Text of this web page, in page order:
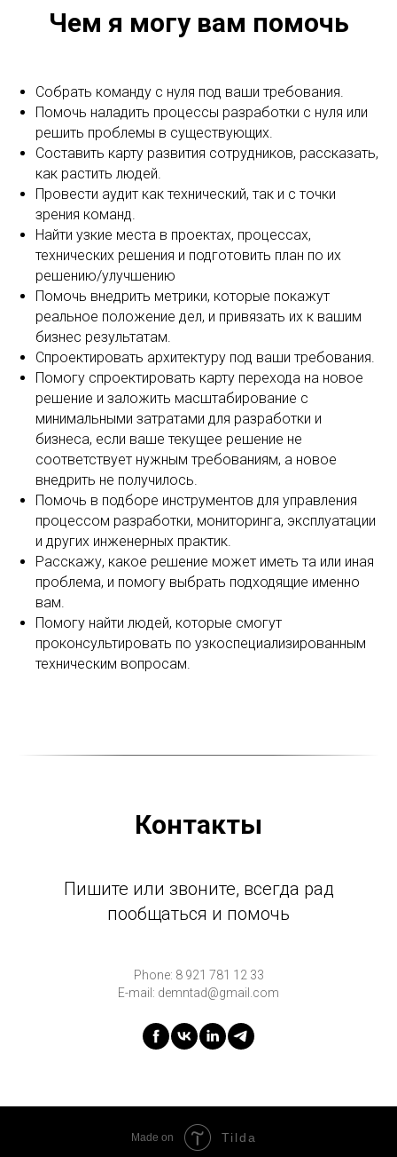
Чем я могу вам помочь
Собрать команду с нуля под ваши требования.
Помочь наладить процессы разработки с нуля или
решить проблемы в существующих.
Составить карту развития сотрудников, рассказать,
как растить людей.
Провести аудит как технический, так и с точки
зрения команд.
Найти узкие места в проектах, процессах,
технических решения и подготовить план по их
решению/улучшению
Помочь внедрить метрики, которые покажут
реальное положение дел, и привязать их к вашим
бизнес результатам.
Спроектировать архитектуру под ваши требования.
Помогу спроектировать карту перехода на новое
решение и заложить масштабирование с
минимальными затратами для разработки и
бизнеса, если ваше текущее решение не
соответствует нужным требованиям, а новое
внедрить не получилось.
Помочь в подборе инструментов для управления
процессом разработки, мониторинга, эксплуатации
и других инженерных практик.
Расскажу, какое решение может иметь та или иная
проблема, и помогу выбрать подходящие именно
вам.
Помогу найти людей, которые смогут
проконсультировать по узкоспециализированным
техническим вопросам.
Контакты
Пишите или звоните, всегда рад
пообщаться и помочь
Phone: 8 921 781 12 33
E-mail: demntad@gmail.com
Made on Tilda